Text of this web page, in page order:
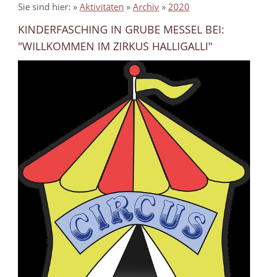
Sie sind hier: » Aktivitäten » Archiv » 2020
KINDERFASCHING IN GRUBE MESSEL BEI:
"WILLKOMMEN IM ZIRKUS HALLIGALLI"